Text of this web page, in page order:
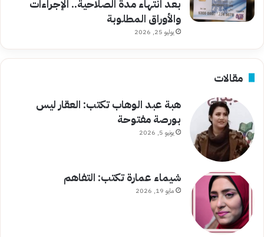
بعد انتهاء مدة الصلاحية.. الإجراءات
والأوراق المطلوبة
يوليو 25, 2026
مقالات
هبة عبد الوهاب تكتب: العقار ليس
بورصة مفتوحة
يونيو 5, 2026
شيماء عمارة تكتب: التفاهم
مايو 19, 2026